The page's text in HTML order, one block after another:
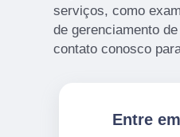
serviços, como
de gerenciamento
contato conosco
Entre